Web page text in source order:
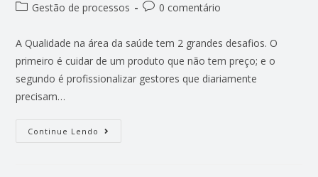
Gestão de processos
0 comentário
A Qualidade na área da saúde tem 2 grandes desafios. O
primeiro é cuidar de um produto que não tem preço; e o
segundo é profissionalizar gestores que diariamente
precisam…
Continue Lendo